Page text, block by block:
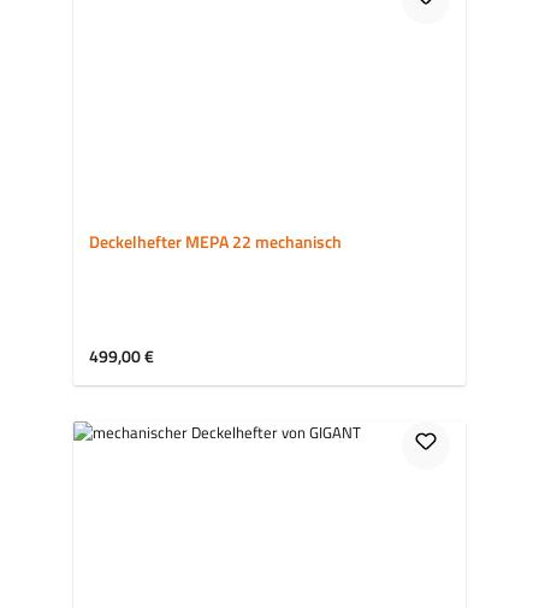
Deckelhefter MEPA 22 mechanisch
Regulärer Preis:
499,00 €